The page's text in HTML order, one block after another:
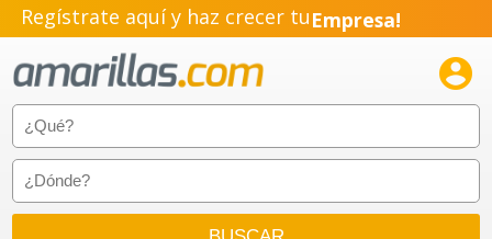
Regístrate aquí y haz crecer tuEmpresa!
Pyme!
Emprendimiento!
